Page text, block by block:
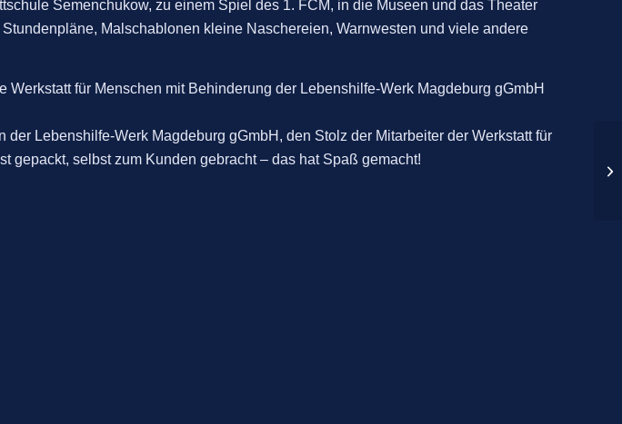
Semenchukow, zu einem Spiel des 1. FCM, in die Museen und das Theater
Malschablonen kleine Naschereien, Warnwesten und viele andere
für Menschen mit Behinderung der Lebenshilfe-Werk Magdeburg gGmbH
Lebenshilfe-Werk Magdeburg gGmbH, den Stolz der Mitarbeiter der Werkstatt für
gepackt, selbst zum Kunden gebracht – das hat Spaß gemacht!